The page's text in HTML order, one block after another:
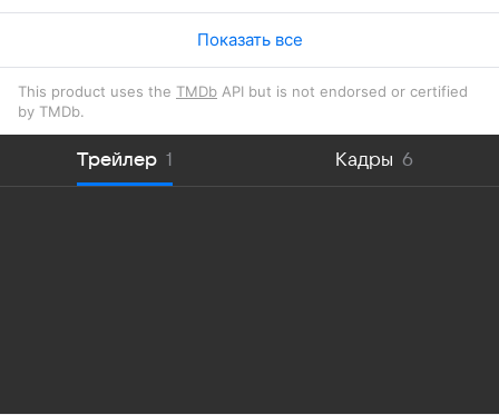
Показать все
This product uses the TMDb API but is not endorsed or certified
by TMDb.
Трейлер 1 Кадры 6